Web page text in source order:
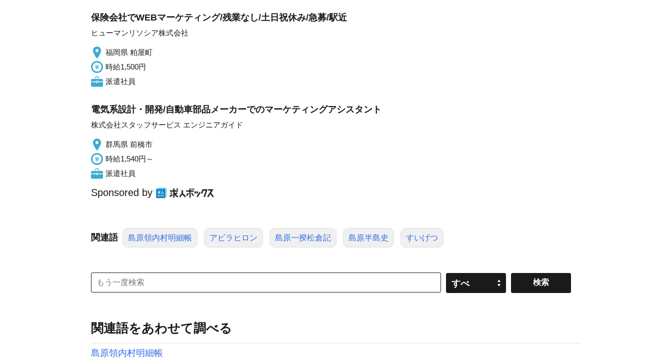
保険会社でWEBマーケティング/残業なし/土日祝休み/急募/駅近
ヒューマンリソシア株式会社
福岡県 粕屋町
時給1,500円
派遣社員
電気系設計・開発/自動車部品メーカーでのマーケティングアシスタント
株式会社スタッフサービス エンジニアガイド
群馬県 前橋市
時給1,540円～
派遣社員
Sponsored by
関連語 島原領内村明細帳 アビラヒロン 島原一揆松倉記 島原半島史 すいげつ
すべ
関連語をあわせて調べる
島原領内村明細帳